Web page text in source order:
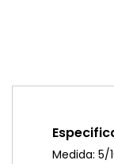
Medida: 5/